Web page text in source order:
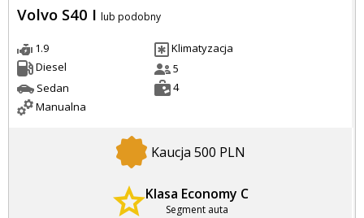
Volvo S40 I lub podobny
1.9
Diesel
Sedan
Manualna
Klimatyzacja
5
4
Kaucja 500 PLN
Klasa Economy C
Segment auta